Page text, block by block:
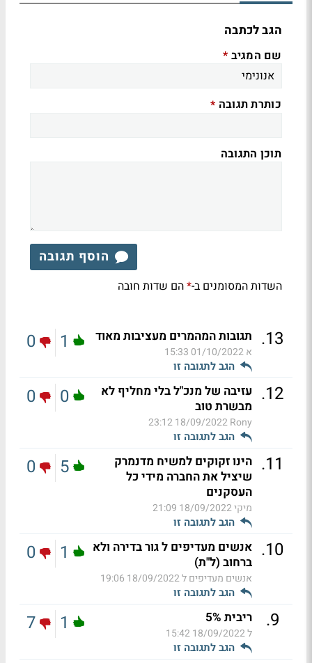
הגב לכתבה
שם המגיב *
כותרת תגובה *
תוכן התגובה
הוסף תגובה
השדות המסומנים ב-*הם שדות חובה
13
. תגובות המהמרים מעציבות מאוד
א01/10/2022 15:33
הגב לתגובה זו
1
0
12
. עזיבה של מנכ"ל בלי מחליף לא
מבשרת טוב
Rony
18/09/2022 23:12
הגב לתגובה זו
0
0
11
. הינו זקוקים למשיח מדנמרק
שיציל את החברה מידי כל
העסקנים
מיקי18/09/2022 21:09
הגב לתגובה זו
5
0
10
. אנשים מעדיפים ל גור בדירה ולא
ברחוב (ל"ת)
אנשים מעדיפים ל18/09/2022 19:06
הגב לתגובה זו
1
0
9
. ריבית 5%
ל18/09/2022 15:42
הגב לתגובה זו
1
7